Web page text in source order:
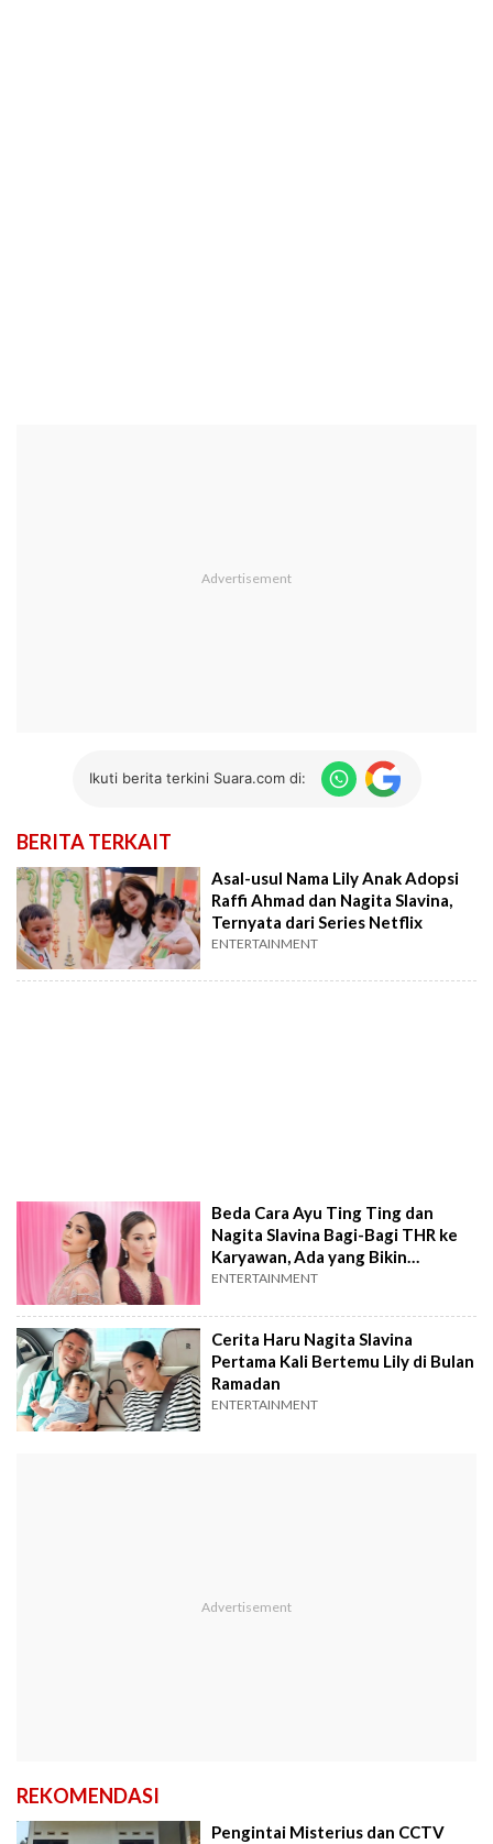
Ikuti berita terkini Suara.com di:
BERITA TERKAIT
Asal-usul Nama Lily Anak Adopsi
Raffi Ahmad dan Nagita Slavina,
Ternyata dari Series Netflix
ENTERTAINMENT
Beda Cara Ayu Ting Ting dan
Nagita Slavina Bagi-Bagi THR ke
Karyawan, Ada yang Bikin
Jantungan
ENTERTAINMENT
Cerita Haru Nagita Slavina
Pertama Kali Bertemu Lily di Bulan
Ramadan
ENTERTAINMENT
REKOMENDASI
Pengintai Misterius dan CCTV